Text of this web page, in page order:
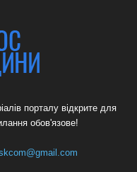
порталу відкрите для
обов'язове!